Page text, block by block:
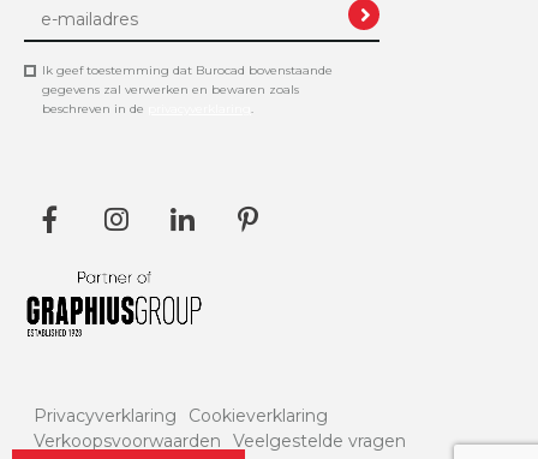
Ik geef toestemming dat Burocad bovenstaande
gegevens zal verwerken en bewaren zoals
beschreven in de
.
Privacyverklaring
Cookieverklaring
Verkoopsvoorwaarden
Veelgestelde vragen